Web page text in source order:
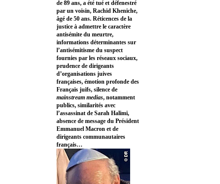
de 89 ans, a été tué et défenestré
par un voisin, Rachid Kheniche,
âgé de 50 ans. Réticences de la
justice à admettre le caractère
antisémite du meurtre,
informations déterminantes sur
l’antisémitisme du suspect
fournies par les réseaux sociaux,
prudence de dirigeants
d’organisations juives
françaises, émotion profonde des
Français juifs, silence de
mainstream medias, notamment
publics, similarités avec
l’assassinat de Sarah Halimi,
absence de message du Président
Emmanuel Macron et de
dirigeants communautaires
français…